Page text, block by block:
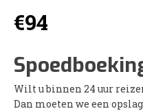
€94
Wilt u binnen 24 uur
Dan moeten we een opslag